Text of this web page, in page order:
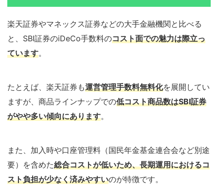
楽天証券やマネックス証券などの大手金融機関と比べる
と、SBI証券のiDeCo手数料のコスト面での魅力は際立っ
ています。
たとえば、楽天証券も運営管理手数料無料化を展開してい
ますが、商品ラインナップでの低コスト商品数はSBI証券
がやや多い傾向にあります。
また、加入時や口座管理料（国民年金基金連合会など別途
要）を含めた総合コストが低いため、長期運用におけるコ
スト負担が少なく済みやすいのが特徴です。